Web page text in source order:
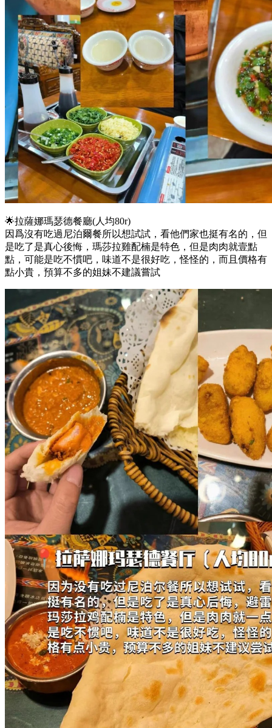
🌟拉薩娜瑪瑟德餐廳(人均80r)
因爲沒有吃過尼泊爾餐所以想試試，看他們家也挺有名的，但
是吃了是真心後悔，瑪莎拉雞配楠是特色，但是肉肉就壹點
點，可能是吃不慣吧，味道不是很好吃，怪怪的，而且價格有
點小貴，預算不多的姐妹不建議嘗試